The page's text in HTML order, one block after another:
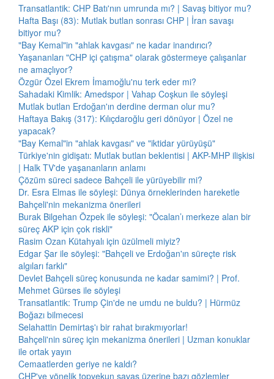
Transatlantik: CHP Batı'nın umrunda mı? | Savaş bitiyor mu?
Hafta Başı (83): Mutlak butlan sonrası CHP | İran savaşı
bitiyor mu?
"Bay Kemal"in "ahlak kavgası" ne kadar inandırıcı?
Yaşananları "CHP içi çatışma" olarak göstermeye çalışanlar
ne amaçlıyor?
Özgür Özel Ekrem İmamoğlu'nu terk eder mi?
Sahadaki Kimlik: Amedspor | Vahap Coşkun ile söyleşi
Mutlak butlan Erdoğan'ın derdine derman olur mu?
Haftaya Bakış (317): Kılıçdaroğlu geri dönüyor | Özel ne
yapacak?
"Bay Kemal"in "ahlak kavgası" ve "iktidar yürüyüşü"
Türkiye'nin gidişatı: Mutlak butlan beklentisi | AKP-MHP ilişkisi
| Halk TV'de yaşananların anlamı
Çözüm süreci sadece Bahçeli ile yürüyebilir mi?
Dr. Esra Elmas ile söyleşi: Dünya örneklerinden hareketle
Bahçeli'nin mekanizma önerileri
Burak Bilgehan Özpek ile söyleşi: "Öcalan’ı merkeze alan bir
süreç AKP için çok riskli"
Rasim Ozan Kütahyalı için üzülmeli miyiz?
Edgar Şar ile söyleşi: "Bahçeli ve Erdoğan'ın süreçte risk
algıları farklı"
Devlet Bahçeli süreç konusunda ne kadar samimi? | Prof.
Mehmet Gürses ile söyleşi
Transatlantik: Trump Çin'de ne umdu ne buldu? | Hürmüz
Boğazı bilmecesi
Selahattin Demirtaş'ı bir rahat bırakmıyorlar!
Bahçeli'nin süreç için mekanizma önerileri | Uzman konuklar
ile ortak yayın
Cemaatlerden geriye ne kaldı?
CHP'ye yönelik topyekun savaş üzerine bazı gözlemler